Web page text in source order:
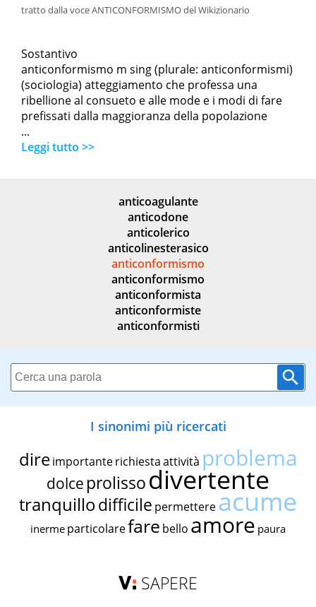
tratto dalla voce ANTICONFORMISMO del Wikizionario
Sostantivo
anticonformismo m sing (plurale: anticonformismi)
(sociologia) atteggiamento che professa una
ribellione al consueto e alle mode e i modi di fare
prefissati dalla maggioranza della popolazione
...
Leggi tutto >>
anticoagulante
anticodone
anticolerico
anticolinesterasico
anticonformismo
anticonformismo
anticonformista
anticonformiste
anticonformisti
I sinonimi più ricercati
dire importante richiestaattività problema
dolce prolissodivertente
tranquillodifficile permettereacume
inerme particolarefare bello amore paura
SAPERE